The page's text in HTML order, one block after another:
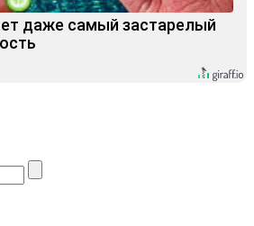
даже самый застарелый